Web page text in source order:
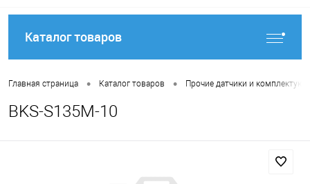
Каталог товаров
Главная страница • Каталог товаров • Прочие датчики и
BKS-S135M-10